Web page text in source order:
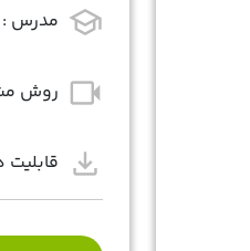
school مدرس :
videocam روش
download قابلیت